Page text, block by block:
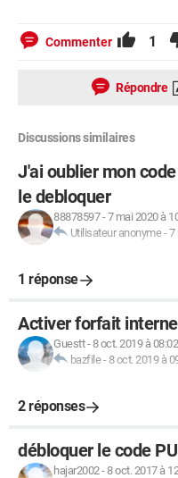
Commenter 1
Répondre
Discussions similaires
J'ai oublier mon
le debloquer
88878597-7 mai 2020 à
Utilisateur anonyme-7
1 réponse
Activer forfait
Guestt-8 oct. 2019 à 08:02
bazfile- 8 oct. 2019 à
2 réponses
débloquer le code
hajar2002-8 oct. 2017 à